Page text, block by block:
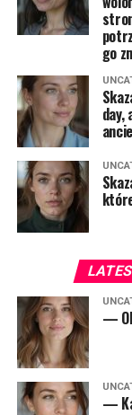
go
—
—